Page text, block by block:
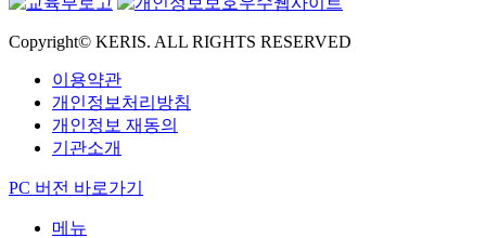
Copyright© KERIS. ALL RIGHTS RESERVED
이용약관
개인정보처리방침
개인정보 재동의
기관소개
PC 버전 바로가기
메뉴